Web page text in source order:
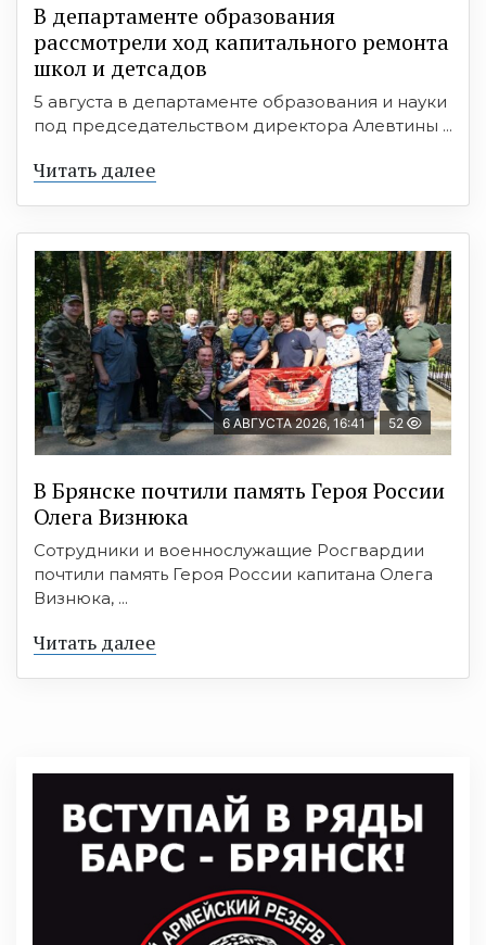
В департаменте образования
рассмотрели ход капитального ремонта
школ и детсадов
5 августа в департаменте образования и науки
под председательством директора Алевтины ...
Читать далее
6 АВГУСТА 2026, 16:41 52
В Брянске почтили память Героя России
Олега Визнюка
Сотрудники и военнослужащие Росгвардии
почтили память Героя России капитана Олега
Визнюка, ...
Читать далее